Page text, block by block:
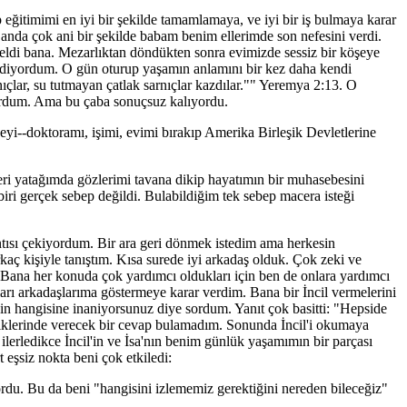
eğitimimi en iyi bir şekilde tamamlamaya, ve iyi bir iş bulmaya karar
çok ani bir şekilde babam benim ellerimde son nefesini verdi.
bana. Mezarlıktan döndükten sonra evimizde sessiz bir köşeye
O gün oturup yaşamın anlamını bir kez daha kendi
su tutmayan çatlak sarnıçlar kazdılar."" Yeremya 2:13. O
Ama bu çaba sonuçsuz kalıyordu.
doktoramı, işimi, evimi bırakıp Amerika Birleşik Devletlerine
gözlerimi tavana dikip hayatımın bir muhasebesini
gerçek sebep değildi. Bulabildiğim tek sebep macera isteği
çekiyordum. Bir ara geri dönmek istedim ama herkesin
kişiyle tanıştım. Kısa surede iyi arkadaş olduk. Çok zeki ve
her konuda çok yardımcı oldukları için ben de onlara yardımcı
arkadaşlarıma göstermeye karar verdim. Bana bir İncil vermelerini
inaniyorsunuz diye sordum. Yanıt çok basitti: "Hepside
verecek bir cevap bulamadım. Sonunda İncil'i okumaya
İncil'in ve İsa'nın benim günlük yaşamımın bir parçası
eşsiz nokta beni çok etkiledi:
Bu da beni "hangisini izlememiz gerektiğini nereden bileceğiz"